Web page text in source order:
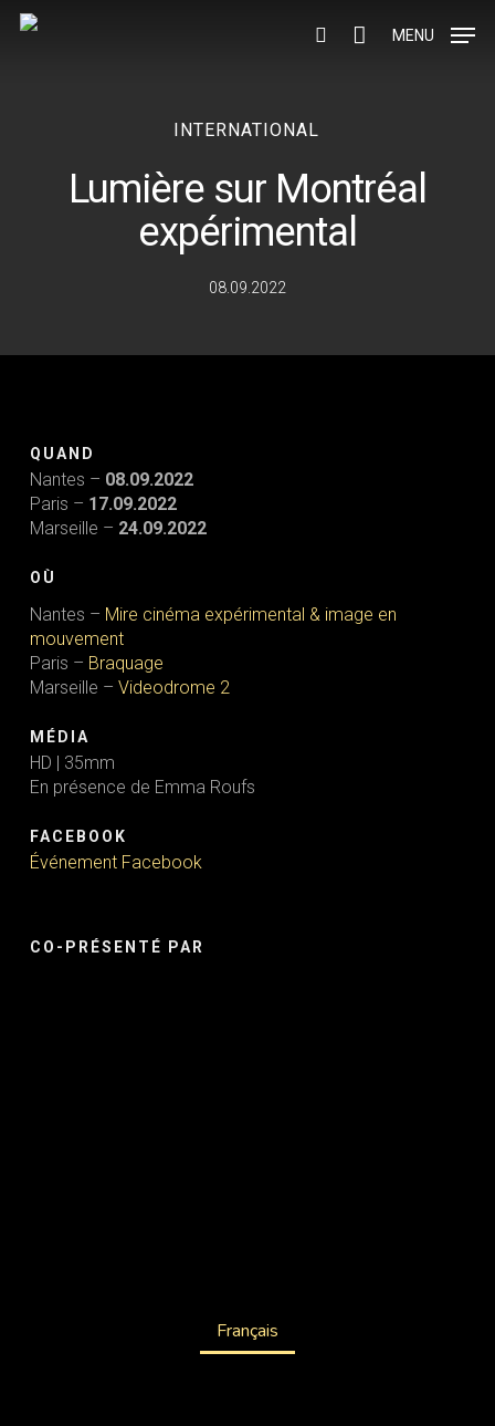
Skip
search
MENU
INTERNATIONAL
Lumière sur Montréal
expérimental
08.09.2022
QUAND
Nantes – 08.09.2022
Paris – 17.09.2022
Marseille – 24.09.2022
OÙ
Nantes – Mire cinéma expérimental & image en
mouvement
Paris – Braquage
Marseille –Videodrome 2
MÉDIA
HD | 35mm
En présence de Emma Roufs
FACEBOOK
Événement Facebook
CO-PRÉSENTÉ PAR
Français